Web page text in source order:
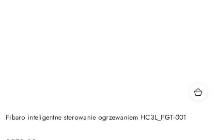
Fibaro inteligentne sterowanie ogrzewaniem HC3L_FGT-001